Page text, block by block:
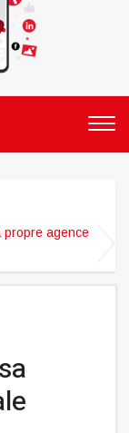
propre agence